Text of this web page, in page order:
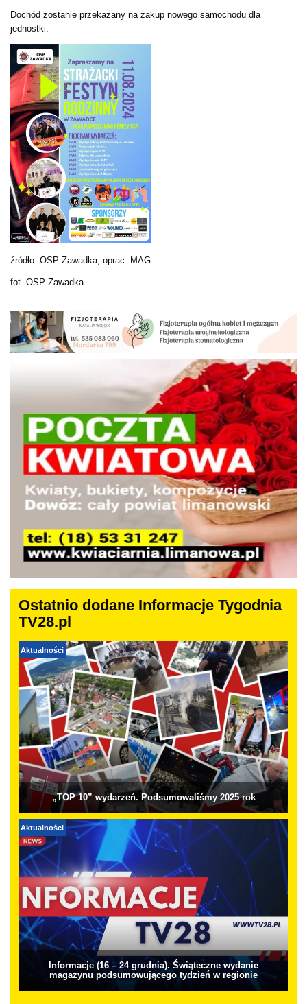
Dochód zostanie przekazany na zakup nowego samochodu dla
jednostki.
źródło: OSP Zawadka; oprac. MAG
fot. OSP Zawadka
Ostatnio dodane Informacje Tygodnia
TV28.pl
Aktualności
„TOP 10” wydarzeń. Podsumowaliśmy 2025 rok
Aktualności
Informacje (16 – 24 grudnia). Świąteczne wydanie
magazynu podsumowującego tydzień w regionie